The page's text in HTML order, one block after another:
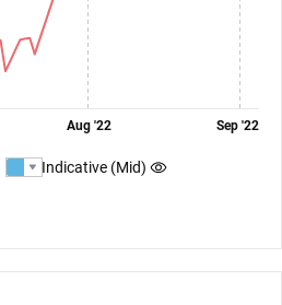
Aug '22 Sep '22
Indicative (Mid)